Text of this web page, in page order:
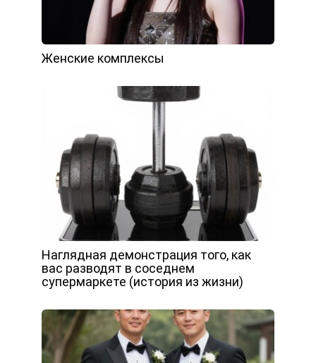
Женские комплексы
Наглядная демонстрация того, как
вас разводят в соседнем
супермаркете (история из жизни)